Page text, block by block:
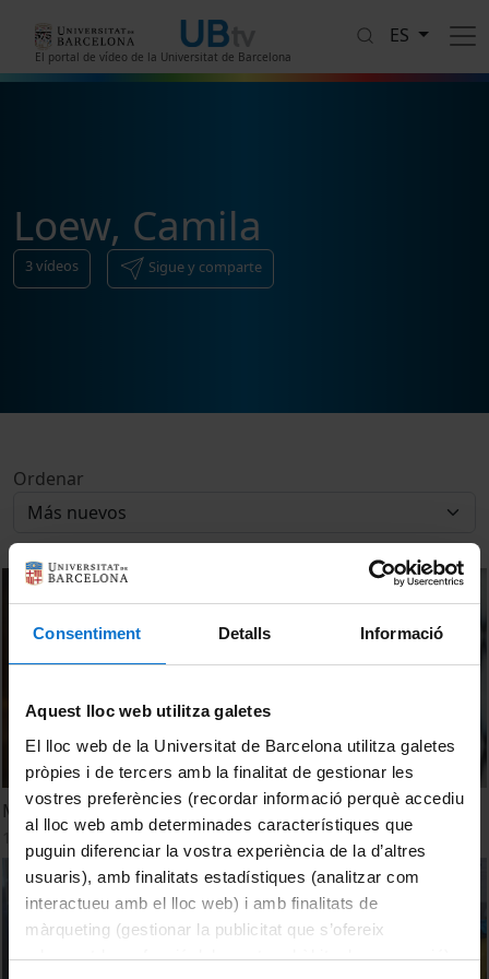
Consentiment Detalls Informació
Aquest lloc web utilitza galetes
El lloc web de la Universitat de Barcelona utilitza galetes
pròpies i de tercers amb la finalitat de gestionar les
vostres preferències (recordar informació perquè accediu
al lloc web amb determinades característiques que
puguin diferenciar la vostra experiència de la d’altres
usuaris), amb finalitats estadístiques (analitzar com
interactueu amb el lloc web) i amb finalitats de
màrqueting (gestionar la publicitat que s’ofereix
adequant-la en funció dels vostres hàbits de navegació).
El portal de vídeo de la Universitat de Barcelona
ES
Loew, Camila
3vídeos Sigue y comparte
Ordenar
Mediterranean Nutrition & Gastronomy. Camila Loew
13 Diciembre, 2024